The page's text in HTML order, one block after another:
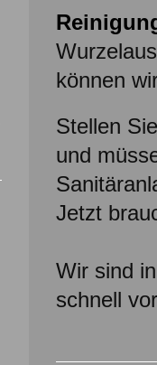
können
Stellen
und
Jetzt
Wir sind
schnell